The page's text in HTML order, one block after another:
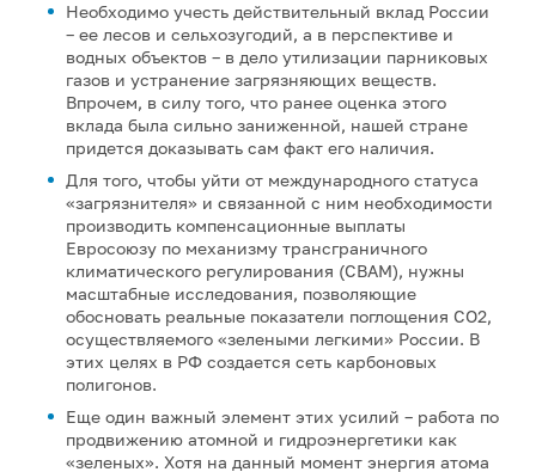
Необходимо учесть действительный вклад России
– ее лесов и сельхозугодий, а в перспективе и
водных объектов – в дело утилизации парниковых
газов и устранение загрязняющих веществ.
Впрочем, в силу того, что ранее оценка этого
вклада была сильно заниженной, нашей стране
придется доказывать сам факт его наличия.
Для того, чтобы уйти от международного статуса
«загрязнителя» и связанной с ним необходимости
производить компенсационные выплаты
Евросоюзу по механизму трансграничного
климатического регулирования (СВАМ), нужны
масштабные исследования, позволяющие
обосновать реальные показатели поглощения СО2,
осуществляемого «зелеными легкими» России. В
этих целях в РФ создается сеть карбоновых
полигонов.
Еще один важный элемент этих усилий – работа по
продвижению атомной и гидроэнергетики как
«зеленых». Хотя на данный момент энергия атома